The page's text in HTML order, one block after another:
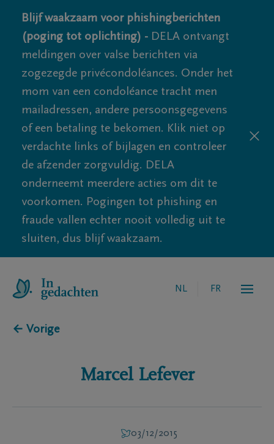
Blijf waakzaam voor phishingberichten
(poging tot oplichting) - DELA ontvangt
meldingen over valse berichten via
zogezegde privécondoléances. Onder het
mom van een condoléance tracht men
mailadressen, andere persoonsgegevens
of een betaling te bekomen. Klik niet op
verdachte links of bijlagen en controleer
de afzender zorgvuldig. DELA
onderneemt meerdere acties om dit te
voorkomen. Pogingen tot phishing en
fraude vallen echter nooit volledig uit te
sluiten, dus blijf waakzaam.
NL FR
← Vorige
Marcel Lefever
03/12/2015